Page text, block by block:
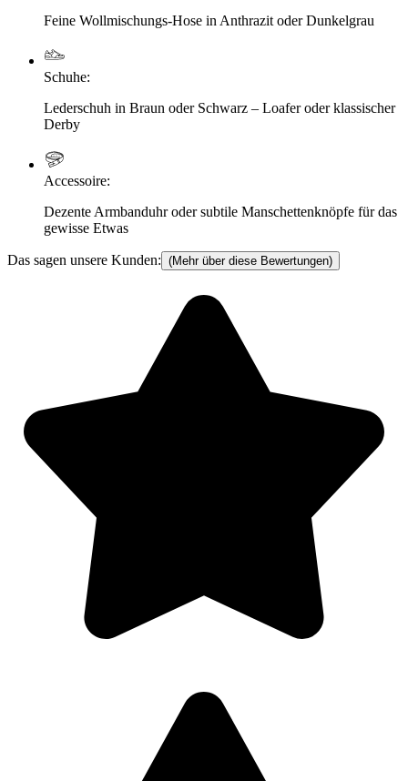
Feine Wollmischungs-Hose in Anthrazit oder Dunkelgrau
Schuhe:
Lederschuh in Braun oder Schwarz – Loafer oder klassischer
Derby
Accessoire:
Dezente Armbanduhr oder subtile Manschettenknöpfe für das
gewisse Etwas
Das sagen unsere Kunden: (Mehr über diese Bewertungen)